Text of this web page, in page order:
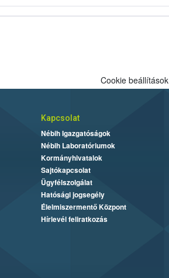
Cookie beállítások
Kapcsolat
Nébih Igazgatóságok
Nébih Laboratóriumok
Kormányhivatalok
Sajtókapcsolat
Ügyfélszolgálat
Hatósági jogsegély
Élelmiszermentő Központ
Hírlevél feliratkozás